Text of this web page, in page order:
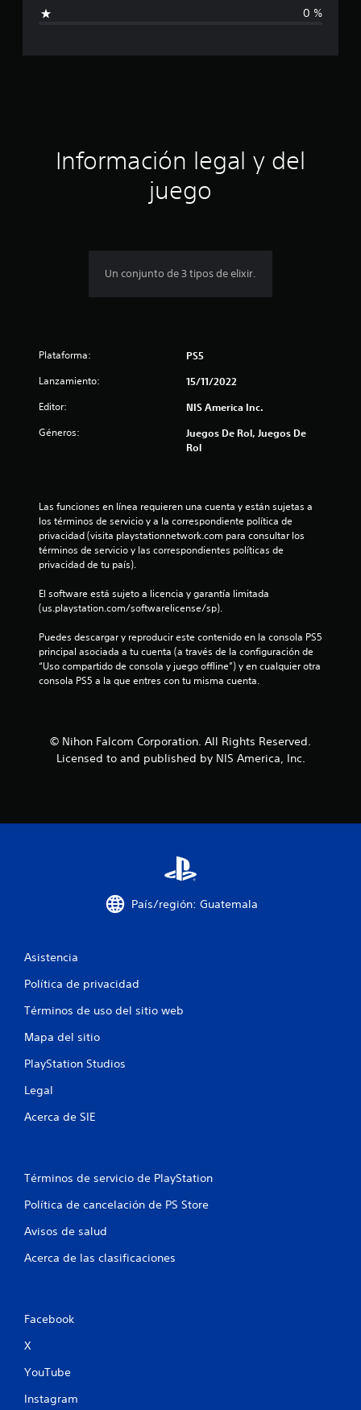
f
a
0 %
Información legal y del
juego
Un conjunto de 3 tipos de elixir.
Plataforma: PS5
Lanzamiento: 15/11/2022
Editor: NIS America Inc.
Géneros:
Juegos De Rol, Juegos De
Rol
Las funciones en línea requieren una cuenta y están sujetas a
los términos de servicio y a la correspondiente política de
privacidad (visita playstationnetwork.com para consultar los
términos de servicio y las correspondientes políticas de
privacidad de tu país).
El software está sujeto a licencia y garantía limitada
(us.playstation.com/softwarelicense/sp).
Puedes descargar y reproducir este contenido en la consola PS5
principal asociada a tu cuenta (a través de la configuración de
“Uso compartido de consola y juego offline”) y en cualquier otra
consola PS5 a la que entres con tu misma cuenta.
© Nihon Falcom Corporation. All Rights Reserved.
Licensed to and published by NIS America, Inc.
País/región: Guatemala
Asistencia
Política de privacidad
Términos de uso del sitio web
Mapa del sitio
PlayStation Studios
Legal
Acerca de SIE
Términos de servicio de PlayStation
Política de cancelación de PS Store
Avisos de salud
Acerca de las clasificaciones
Facebook
X
YouTube
Instagram